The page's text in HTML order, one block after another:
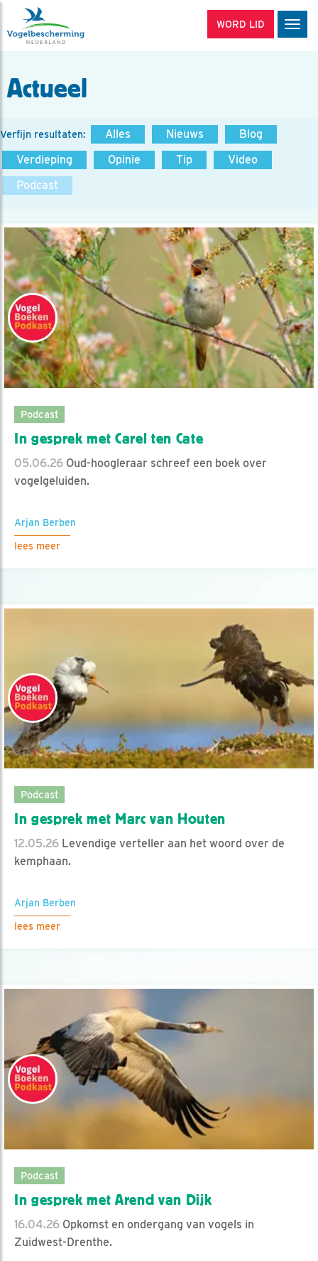
WORD LID
Actueel
Verfijn resultaten: Alles Nieuws
Blog
Verdieping
Opinie Tip
Video
Podcast
Podcast
In gesprek met Carel ten Cate
05.06.26 Oud-hoogleraar schreef een boek over
vogelgeluiden.
Arjan Berben
lees meer
Podcast
In gesprek met Marc van Houten
12.05.26 Levendige verteller aan het woord over de
kemphaan.
Arjan Berben
lees meer
Podcast
In gesprek met Arend van Dijk
16.04.26 Opkomst en ondergang van vogels in
Zuidwest-Drenthe.